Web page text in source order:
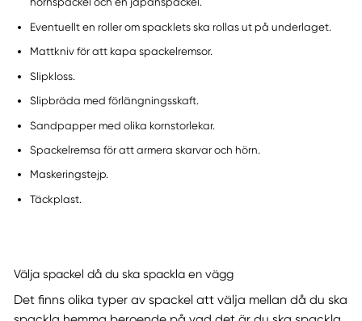
Eventuellt en roller om spacklets ska rollas ut på underlaget.
Mattkniv för att kapa spackelremsor.
Slipkloss.
Slipbräda med förlängningsskaft.
Sandpapper med olika kornstorlekar.
Spackelremsa för att armera skarvar och hörn.
Maskeringstejp.
Täckplast.
Välja spackel då du ska spackla en vägg
Det finns olika typer av spackel att välja mellan då du ska